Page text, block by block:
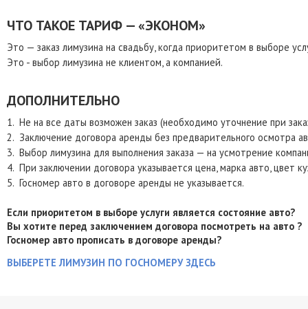
ЧТО ТАКОЕ ТАРИФ — «ЭКОНОМ»
Это — заказ лимузина на свадьбу, когда приоритетом в выборе
Это - выбор лимузина не клиентом, а компанией.
ДОПОЛНИТЕЛЬНО
1. Не на все даты возможен заказ (необходимо уточнение при
2. Заключение договора аренды без предварительного осмотра
3. Выбор лимузина для выполнения заказа — на усмотрение
4. При заключении договора указывается цена, марка авто, цвет
5. Госномер авто в договоре аренды не указывается.
Если приоритетом в выборе услуги является состояние авто?
Вы хотите перед заключением договора посмотреть на авто ?
Госномер авто прописать в договоре аренды?
ВЫБЕРЕТЕ ЛИМУЗИН ПО ГОСНОМЕРУ ЗДЕСЬ